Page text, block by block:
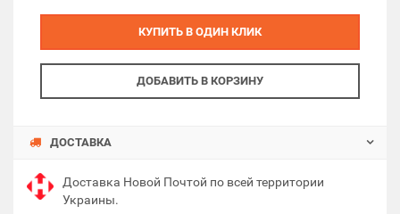
КУПИТЬ В ОДИН КЛИК
ДОБАВИТЬ В КОРЗИНУ
ДОСТАВКА
Доставка Новой Почтой по всей территории
Украины.